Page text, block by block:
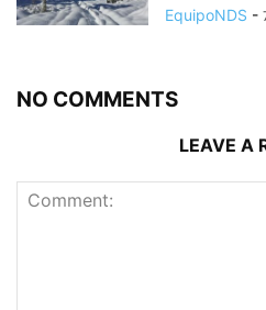
EquipoNDS -
NO COMMENTS
LEAVE A